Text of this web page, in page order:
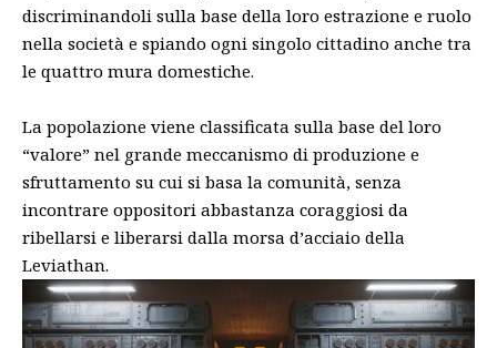
discriminandoli sulla base della loro estrazione e ruolo
nella società e spiando ogni singolo cittadino anche tra
le quattro mura domestiche.
La popolazione viene classificata sulla base del loro
“valore” nel grande meccanismo di produzione e
sfruttamento su cui si basa la comunità, senza
incontrare oppositori abbastanza coraggiosi da
ribellarsi e liberarsi dalla morsa d’acciaio della
Leviathan.